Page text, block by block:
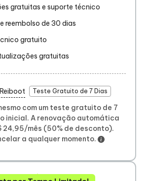
gratuitas e suporte técnico
reembolso de 30 dias
gratuito
gratuitas
Teste Gratuito de 7 Dias
com um teste gratuito de 7
inicial. A renovação automática
24,95/mês (50% de desconto).
a qualquer momento.